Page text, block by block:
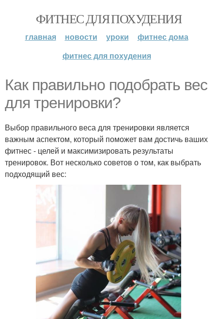
ФИТНЕС ДЛЯ ПОХУДЕНИЯ
главная новости уроки
фитнес дома
фитнес для похудения
Как правильно подобрать вес
для тренировки?
Выбор правильного веса для тренировки является
важным аспектом, который поможет вам достичь ваших
фитнес - целей и максимизировать результаты
тренировок. Вот несколько советов о том, как выбрать
подходящий вес: